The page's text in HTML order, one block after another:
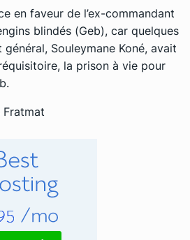
en faveur de l’ex-commandant
blindés (Geb), car quelques
général, Souleymane Koné, avait
la prison à vie pour
Fratmat